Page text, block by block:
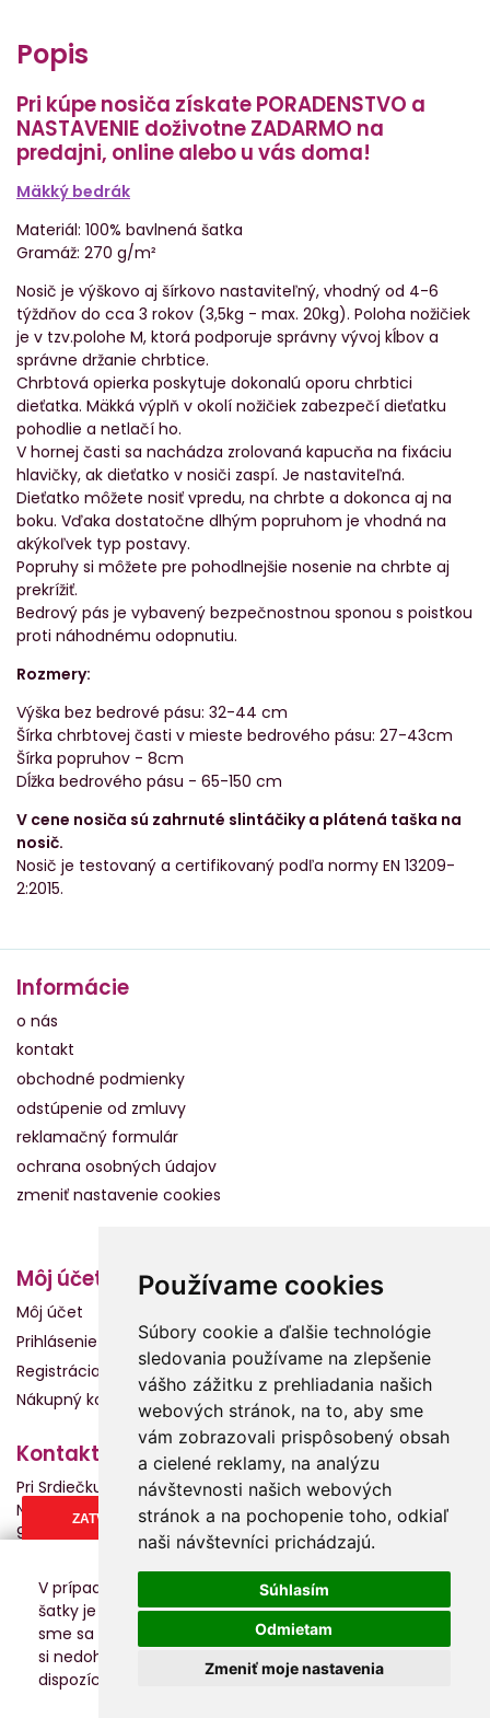
Používame cookies
Súbory cookie a ďalšie technológie
sledovania používame na zlepšenie
vášho zážitku z prehliadania našich
webových stránok, na to, aby sme
vám zobrazovali prispôsobený obsah
a cielené reklamy, na analýzu
návštevnosti našich webových
stránok a na pochopenie toho, odkiaľ
naši návštevníci prichádzajú.
Súhlasím
Odmietam
Zmeniť moje nastavenia
V prípade záujmu o kúpu alebo skúšanie nosiča alebo
šatky je potrebné sa objednať na presný termín, aby
sme sa Vám vedeli čo najlepšie venovať. V prípade, že
si nedohodnete termín, nemusí byť poradkyňa k
dispozícií.
Objednať sa môžete tu.
ZATVORIŤ
Popis
Pri kúpe nosiča získate PORADENSTVO a
NASTAVENIE doživotne ZADARMO na
predajni, online alebo u vás doma!
Mäkký bedrák
Materiál: 100% bavlnená šatka
Gramáž: 270 g/m²
Nosič je výškovo aj šírkovo nastaviteľný, vhodný od 4-6
týždňov do cca 3 rokov (3,5kg - max. 20kg). Poloha nožičiek
je v tzv.polohe M, ktorá podporuje správny vývoj kĺbov a
správne držanie chrbtice.
Chrbtová opierka poskytuje dokonalú oporu chrbtici
dieťatka. Mäkká výplň v okolí nožičiek zabezpečí dieťatku
pohodlie a netlačí ho.
V hornej časti sa nachádza zrolovaná kapucňa na fixáciu
hlavičky, ak dieťatko v nosiči zaspí. Je nastaviteľná.
Dieťatko môžete nosiť vpredu, na chrbte a dokonca aj na
boku. Vďaka dostatočne dlhým popruhom je vhodná na
akýkoľvek typ postavy.
Popruhy si môžete pre pohodlnejšie nosenie na chrbte aj
prekrížiť.
Bedrový pás je vybavený bezpečnostnou sponou s poistkou
proti náhodnému odopnutiu.
Rozmery:
Výška bez bedrové pásu: 32-44 cm
Šírka chrbtovej časti v mieste bedrového pásu: 27-43cm
Šírka popruhov - 8cm
Dĺžka bedrového pásu - 65-150 cm
V cene nosiča sú zahrnuté slintáčiky a plátená taška na
nosič.
Nosič je testovaný a certifikovaný podľa normy EN 13209-
2:2015.
Informácie
o nás
kontakt
obchodné podmienky
odstúpenie od zmluvy
reklamačný formulár
ochrana osobných údajov
zmeniť nastavenie cookies
Môj účet
Môj účet
Prihlásenie
Registrácia
Nákupný košík
Kontakt
Pri Srdiečku s.r.o.
Námestie Slobody 2013
960 01 Zvolen
info@prisrdiecku.sk
FACEBOOK